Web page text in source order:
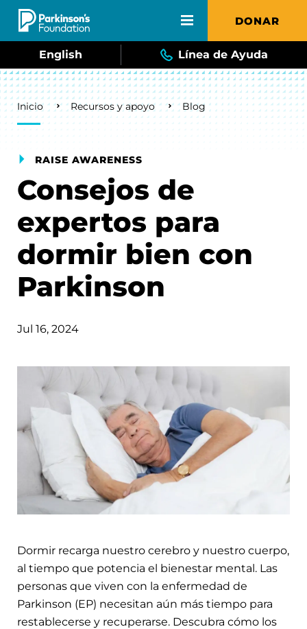
Skip to main content DONAR
English Línea de Ayuda
Breadcrumb
Inicio Recursos y apoyo Blog
RAISE AWARENESS
Consejos de
expertos para
dormir bien con
Parkinson
Jul 16, 2024
Dormir recarga nuestro cerebro y nuestro cuerpo,
al tiempo que potencia el bienestar mental. Las
personas que viven con la enfermedad de
Parkinson (EP) necesitan aún más tiempo para
restablecerse y recuperarse. Descubra cómo los